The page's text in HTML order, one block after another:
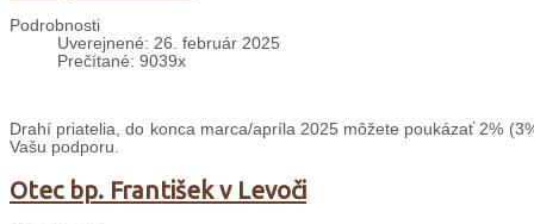
Podrobnosti
Uverejnené: 26. február 2025
Prečítané: 9039x
Drahí priatelia, do konca marca/apríla 2025 môžete poukázať 2%
Vašu podporu.
Otec bp. František v Levoči